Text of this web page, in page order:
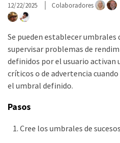
12/22/2025 Colaboradores
Se pueden establecer
supervisar problemas de
definidos por el usuario activan
críticos o de advertencia
el umbral definido.
Pasos
Cree los umbrales de